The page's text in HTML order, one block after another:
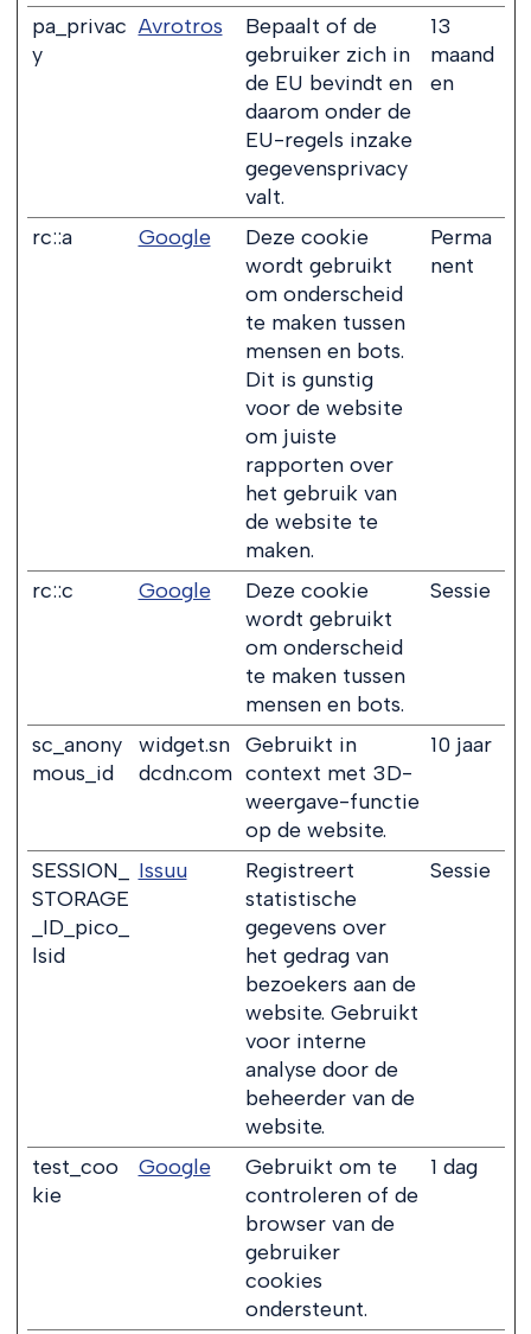
pa_privac
y
Avrotros
Bepaalt of de
gebruiker zich in
de EU bevindt en
daarom onder de
EU-regels inzake
gegevensprivacy
valt.
13
maand
en
rc::a Google
Deze cookie
wordt gebruikt
om onderscheid
te maken tussen
mensen en bots.
Dit is gunstig
voor de website
om juiste
rapporten over
het gebruik van
de website te
maken.
Perma
nent
rc::c Google
Deze cookie
wordt gebruikt
om onderscheid
te maken tussen
mensen en bots.
Sessie
sc_anony
mous_id
widget.sn
dcdn.com
Gebruikt in
context met 3D-
weergave-functie
op de website.
10 jaar
SESSION_
STORAGE
_ID_pico_
lsid
Issuu
Registreert
statistische
gegevens over
het gedrag van
bezoekers aan de
website. Gebruikt
voor interne
analyse door de
beheerder van de
website.
Sessie
test_coo
kie
Google
Gebruikt om te
controleren of de
browser van de
gebruiker
cookies
ondersteunt.
1 dag